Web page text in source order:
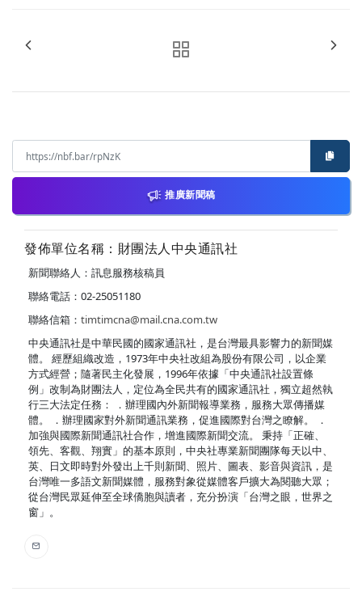
推廣新聞稿
發佈單位名稱：財團法人中央通訊社
新聞聯絡人：訊息服務核稿員
聯絡電話：02-25051180
聯絡信箱： timtimcna@mail.cna.com.tw
中央通訊社是中華民國的國家通訊社，是台灣最具影響力的新聞媒
體。 經歷組織改造，1973年中央社改組為股份有限公司，以企業
方式經營；隨著民主化發展，1996年依據「中央通訊社設置條
例」改制為財團法人，定位為全民共有的國家通訊社，獨立超然執
行三大法定任務： ．辦理國內外新聞報導業務，服務大眾傳播媒
體。 ．辦理國家對外新聞通訊業務，促進國際對台灣之瞭解。 ．
加強與國際新聞通訊社合作，增進國際新聞交流。 秉持「正確、
領先、客觀、翔實」的基本原則，中央社專業新聞團隊每天以中、
英、日文即時對外發出上千則新聞、照片、圖表、影音與資訊，是
台灣唯一多語文新聞媒體，服務對象從媒體客戶擴大為閱聽大眾；
從台灣民眾延伸至全球僑胞與讀者，充分扮演「台灣之眼，世界之
窗」。